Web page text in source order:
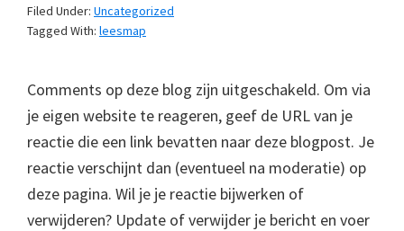
Filed Under: Uncategorized
Tagged With: leesmap
Comments op deze blog zijn uitgeschakeld. Om via
je eigen website te reageren, geef de URL van je
reactie die een link bevatten naar deze blogpost. Je
reactie verschijnt dan (eventueel na moderatie) op
deze pagina. Wil je je reactie bijwerken of
verwijderen? Update of verwijder je bericht en voer